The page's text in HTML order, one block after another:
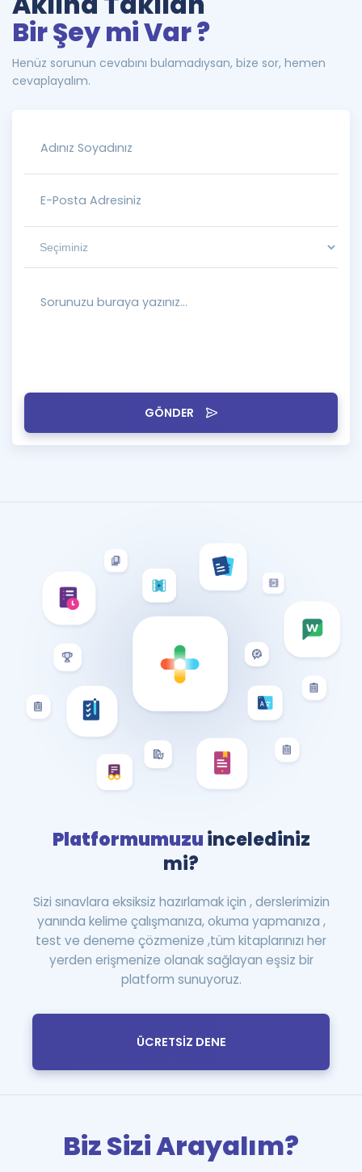
GÖNDER
Bir Şey mi Var ?
Henüz sorunun cevabını bulamadıysan, bize sor, hemen
cevaplayalım.
Platformumuzuincelediniz
mi?
Sizi sınavlara eksiksiz hazırlamak için , derslerimizin
yanında kelime çalışmanıza, okuma yapmanıza ,
test ve deneme çözmenize ,tüm kitaplarınızı her
yerden erişmenize olanak sağlayan eşsiz bir
platform sunuyoruz.
ÜCRETSİZ DENE
Biz Sizi Arayalım?